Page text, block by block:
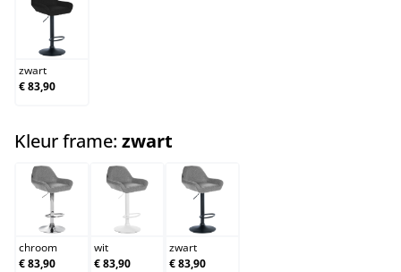
zwart
zwart
€ 83,90
Kleur frame: zwart
chroom
chroom
€ 83,90
wit
wit
€ 83,90
zwart
zwart
€ 83,90